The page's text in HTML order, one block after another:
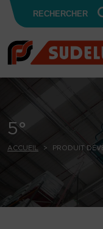
Skip to content
for:
5°
ACCUEIL PRODUIT